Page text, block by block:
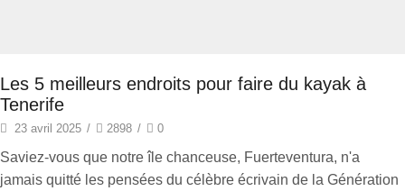
Les 5 meilleurs endroits pour faire du kayak à
Tenerife
23 avril 2025 / 2898 / 0
Saviez-vous que notre île chanceuse, Fuerteventura, n'a
jamais quitté les pensées du célèbre écrivain de la Génération